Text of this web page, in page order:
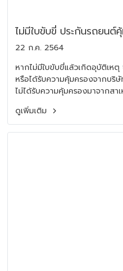
ไม่มีใบขับขี่ ประกันรถยนต์
22 ก.ค. 2564
หากไม่มีใบขับขี่แล้วเกิดอุบัติเหตุ
หรือได้รับความคุ้มครองจากบริษั
ไม่ได้รับความคุ้มครองมาจากสาเ
ดูเพิ่มเติม